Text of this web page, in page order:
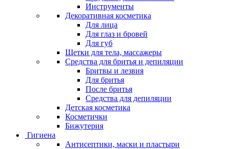
Инструменты
Декоративная косметика
Для лица
Для глаз и бровей
Для губ
Щетки для тела, массажеры
Средства для бритья и депиляции
Бритвы и лезвия
Для бритья
После бритья
Средства для депиляции
Детская косметика
Косметички
Бижутерия
Гигиена
Антисептики, маски и пластыри